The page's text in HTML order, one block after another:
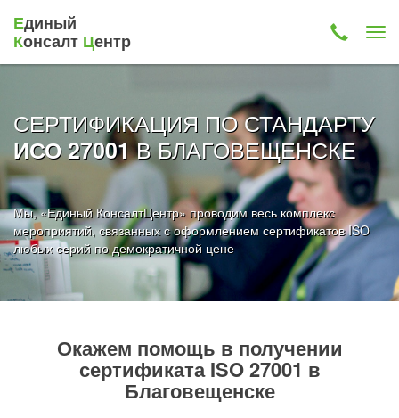
Единый
Консалт Центр
СЕРТИФИКАЦИЯ ПО СТАНДАРТУ
ИСО 27001В БЛАГОВЕЩЕНСКЕ
Мы, «Единый КонсалтЦентр» проводим весь комплекс
мероприятий, связанных с оформлением сертификатов ISO
любых серий по демократичной цене
Окажем помощь в получении
сертификата ISO 27001 в
Благовещенске